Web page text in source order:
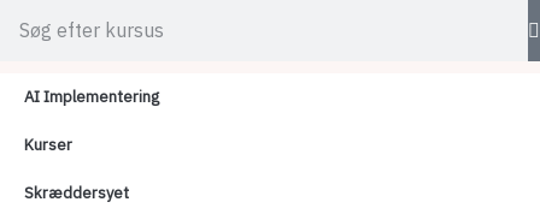
AI Implementering
Kurser
Skræddersyet